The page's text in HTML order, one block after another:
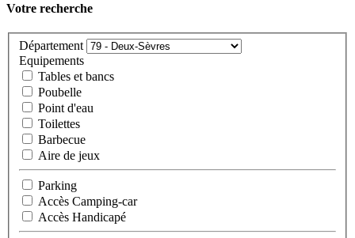
Votre recherche
Département
Equipements
Tables et bancs
Poubelle
Point d'eau
Toilettes
Barbecue
Aire de jeux
Parking
Accès Camping-car
Accès Handicapé